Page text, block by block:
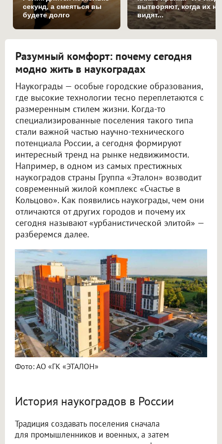
секунд, а смеяться вы
будете долго
вытворяют, когда их не
видят...
Разумный комфорт: почему сегодня
модно жить в наукоградах
Наукограды — особые городские образования,
где высокие технологии тесно переплетаются с
размеренным стилем жизни. Когда-то
специализированные поселения такого типа
стали важной частью научно-технического
потенциала России, а сегодня формируют
интересный тренд на рынке недвижимости.
Например, в одном из самых престижных
наукоградов страны Группа «Эталон» возводит
современный жилой комплекс «Счастье в
Кольцово». Как появились наукограды, чем они
отличаются от других городов и почему их
сегодня называют «урбанистической элитой» —
разберемся далее.
Фото: АО «ГК «ЭТАЛОН»
История наукоградов в России
Традиция создавать поселения сначала
для промышленников и военных, а затем